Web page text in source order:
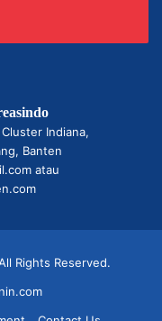
Indiana,
Banten
atau
Rights Reserved.